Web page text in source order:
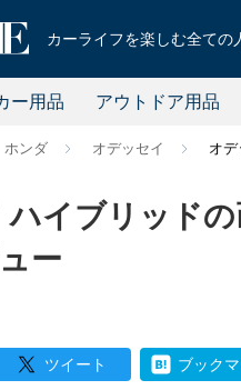
カーライフを楽しむ全ての
ー用品 アウトドア用品
ホンダ オデッセイ オ
イブリッド
ー
ツイート ブック